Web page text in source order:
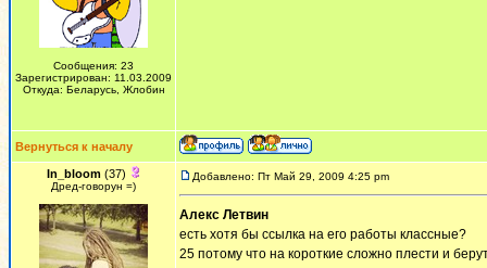
Сообщения: 23
Зарегистрирован: 11.03.2009
Откуда: Беларусь, Жлобин
Вернуться к началу
In_bloom(37)
Дред-говорун =)
Добавлено: Пт Май 29, 2009 4:25 pm
Алекс Летвин
есть хотя бы ссылка на его работы классные?
25 потому что на короткие сложно плести и